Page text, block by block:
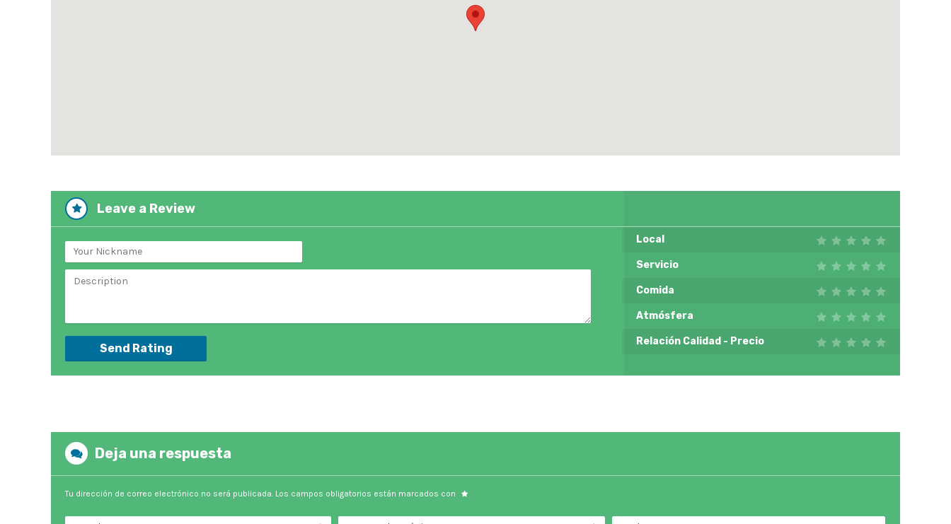
Leave a Review
Local
Servicio
Comida
Atmósfera
Relación Calidad - Precio
Send Rating
Deja una respuesta
Tu dirección de correo electrónico no será publicada. Los campos obligatorios están marcados con